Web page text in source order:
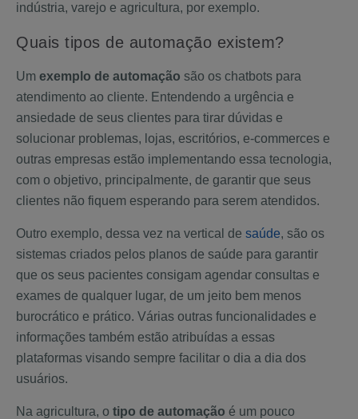
indústria, varejo e agricultura, por exemplo.
Quais tipos de automação existem?
Um exemplo de automação são os chatbots para
atendimento ao cliente. Entendendo a urgência e
ansiedade de seus clientes para tirar dúvidas e
solucionar problemas, lojas, escritórios, e-commerces e
outras empresas estão implementando essa tecnologia,
com o objetivo, principalmente, de garantir que seus
clientes não fiquem esperando para serem atendidos.
Outro exemplo, dessa vez na vertical de saúde, são os
sistemas criados pelos planos de saúde para garantir
que os seus pacientes consigam agendar consultas e
exames de qualquer lugar, de um jeito bem menos
burocrático e prático. Várias outras funcionalidades e
informações também estão atribuídas a essas
plataformas visando sempre facilitar o dia a dia dos
usuários.
Na agricultura, o tipo de automação é um pouco